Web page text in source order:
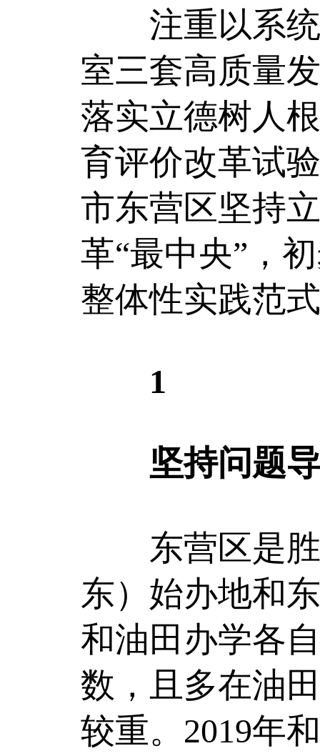
注重以系统
室三套高质量
落实立德树人
育评价改革试
市东营区坚持
革“最中央”，
整体性实践范
1
坚持问题导
东营区是胜
东）始办地和
和油田办学各
数，且多在油
较重。2019年